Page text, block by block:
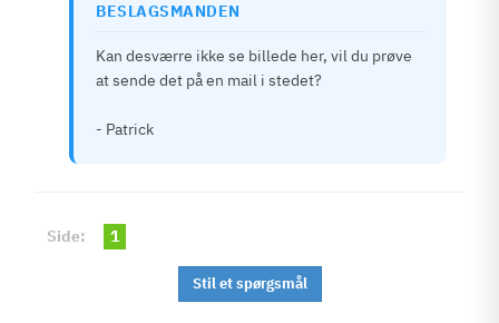
BESLAGSMANDEN
Kan desværre ikke se billede her, vil du prøve
at sende det på en mail i stedet?
- Patrick
Side: 1
Stil et spørgsmål